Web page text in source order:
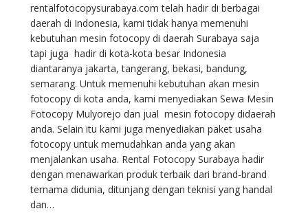
rentalfotocopysurabaya.com telah hadir di berbagai
daerah di Indonesia, kami tidak hanya memenuhi
kebutuhan mesin fotocopy di daerah Surabaya saja
tapi juga hadir di kota-kota besar Indonesia
diantaranya jakarta, tangerang, bekasi, bandung,
semarang. Untuk memenuhi kebutuhan akan mesin
fotocopy di kota anda, kami menyediakan Sewa Mesin
Fotocopy Mulyorejo dan jual mesin fotocopy didaerah
anda. Selain itu kami juga menyediakan paket usaha
fotocopy untuk memudahkan anda yang akan
menjalankan usaha. Rental Fotocopy Surabaya hadir
dengan menawarkan produk terbaik dari brand-brand
ternama didunia, ditunjang dengan teknisi yang handal
dan…